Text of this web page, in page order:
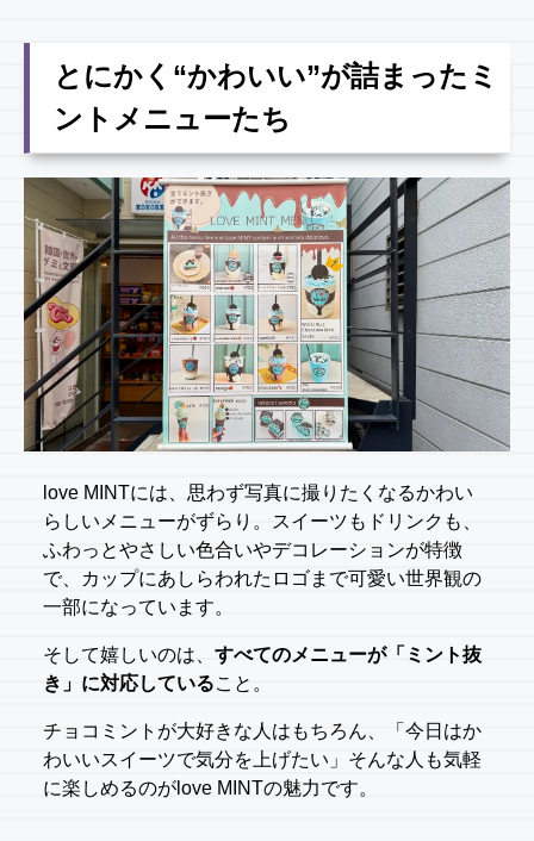
とにかく“かわいい”が詰まったミ
ントメニューたち
love MINTには、思わず写真に撮りたくなるかわい
らしいメニューがずらり。スイーツもドリンクも、
ふわっとやさしい色合いやデコレーションが特徴
で、カップにあしらわれたロゴまで可愛い世界観の
一部になっています。
そして嬉しいのは、 すべてのメニューが「ミント抜
き」に対応していること。
チョコミントが大好きな人はもちろん、「今日はか
わいいスイーツで気分を上げたい」そんな人も気軽
に楽しめるのがlove MINTの魅力です。